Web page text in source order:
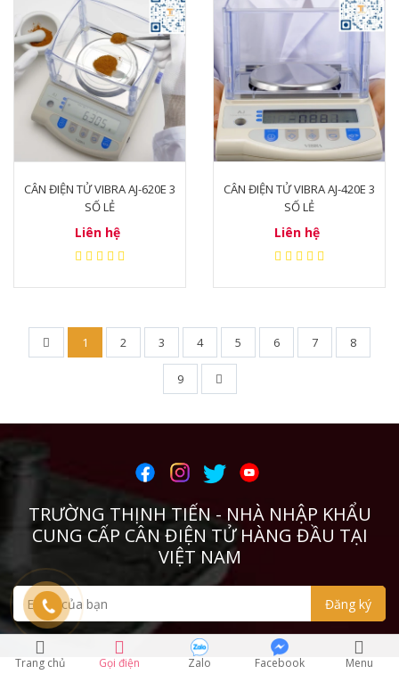
CÂN ĐIỆN TỬ VIBRA AJ-620E 3
SỐ LẺ
Liên hệ
CÂN ĐIỆN TỬ VIBRA AJ-420E 3
SỐ LẺ
Liên hệ
1 2 3 4 5 6 7 8
9
TRƯỜNG THỊNH TIẾN - NHÀ NHẬP KHẨU
CUNG CẤP CÂN ĐIỆN TỬ HÀNG ĐẦU TẠI
VIỆT NAM
Trang chủ Gọi điện Zalo Facebook Menu